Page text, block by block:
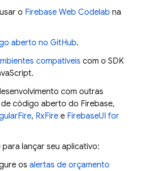
o Firebase Web Codelab na
aberto no GitHub.
compatíveis com o SDK
.
com outras
código aberto do Firebase,
, RxFire e FirebaseUI for
lançar seu aplicativo:
os alertas de orçamento